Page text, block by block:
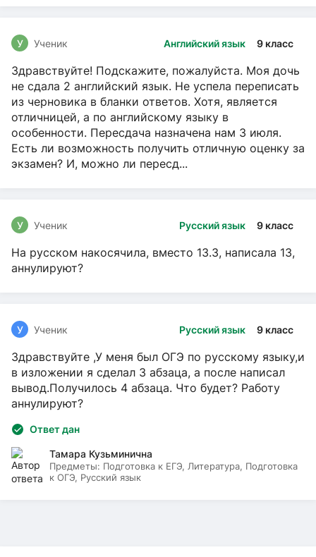
Английский язык 9 класс
У Ученик
Здравствуйте! Подскажите, пожалуйста. Моя дочь
не сдала 2 английский язык. Не успела переписать
из черновика в бланки ответов. Хотя, является
отличницей, а по английскому языку в
особенности. Пересдача назначена нам 3 июля.
Есть ли возможность получить отличную оценку за
экзамен? И, можно ли пересд...
Русский язык 9 класс
У Ученик
На русском накосячила, вместо 13.3, написала 13,
аннулируют?
Русский язык 9 класс
У Ученик
Здравствуйте ,У меня был ОГЭ по русскому языку,и
в изложении я сделал 3 абзаца, а после написал
вывод.Получилось 4 абзаца. Что будет? Работу
аннулируют?
Ответ дан
Тамара Кузьминична
Предметы: Подготовка к ЕГЭ, Литература, Подготовка
к ОГЭ, Русский язык